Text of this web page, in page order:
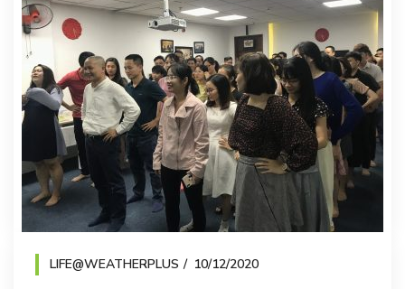
LIFE@WEATHERPLUS 10/12/2020